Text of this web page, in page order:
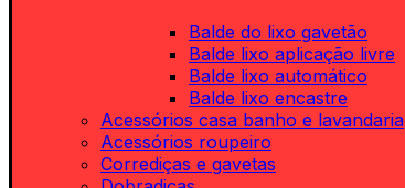
Balde do lixo gavetão
Balde lixo aplicação livre
Balde lixo automático
Balde lixo encastre
Acessórios casa banho e lavandaria
Acessórios roupeiro
Corrediças e gavetas